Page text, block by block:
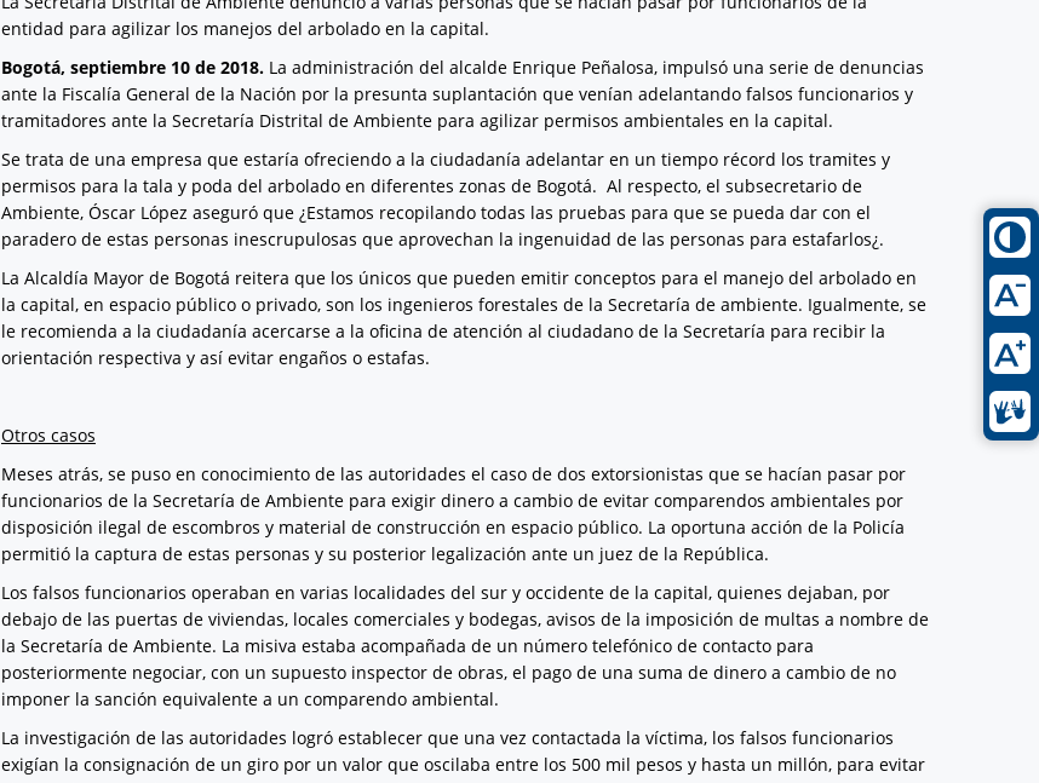
entidad para agilizar los manejos del arbolado en la capital.
Bogotá, septiembre 10 de 2018.La administración del alcalde Enrique Peñalosa, impulsó una serie de denuncias
ante la Fiscalía General de la Nación por la presunta suplantación que venían adelantando falsos funcionarios y
tramitadores ante la Secretaría Distrital de Ambiente para agilizar permisos ambientales en la capital.
Se trata de una empresa que estaría ofreciendo a la ciudadanía adelantar en un tiempo récord los tramites y
permisos para la tala y poda del arbolado en diferentes zonas de Bogotá. Al respecto, el subsecretario de
Ambiente, Óscar López aseguró que ¿Estamos recopilando todas las pruebas para que se pueda dar con el
paradero de estas personas inescrupulosas que aprovechan la ingenuidad de las personas para estafarlos¿.
La Alcaldía Mayor de Bogotá reitera que los únicos que pueden emitir conceptos para el manejo del arbolado en
la capital, en espacio público o privado, son los ingenieros forestales de la Secretaría de ambiente. Igualmente, se
le recomienda a la ciudadanía acercarse a la oficina de atención al ciudadano de la Secretaría para recibir la
orientación respectiva y así evitar engaños o estafas.
Otros casos
Meses atrás, se puso en conocimiento de las autoridades el caso de dos extorsionistas que se hacían pasar por
funcionarios de la Secretaría de Ambiente para exigir dinero a cambio de evitar comparendos ambientales por
disposición ilegal de escombros y material de construcción en espacio público. La oportuna acción de la Policía
permitió la captura de estas personas y su posterior legalización ante un juez de la República.
Los falsos funcionarios operaban en varias localidades del sur y occidente de la capital, quienes dejaban, por
debajo de las puertas de viviendas, locales comerciales y bodegas, avisos de la imposición de multas a nombre de
la Secretaría de Ambiente. La misiva estaba acompañada de un número telefónico de contacto para
posteriormente negociar, con un supuesto inspector de obras, el pago de una suma de dinero a cambio de no
imponer la sanción equivalente a un comparendo ambiental.
La investigación de las autoridades logró establecer que una vez contactada la víctima, los falsos funcionarios
exigían la consignación de un giro por un valor que oscilaba entre los 500 mil pesos y hasta un millón, para evitar